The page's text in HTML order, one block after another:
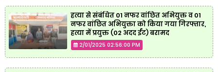
हत्या से संबंधित 01 नफर वांछित अभियुक्त व 01
नफर वांछित अभियुक्ता को किया गया गिरफ्तार,
हत्या में प्रयुक्त (02 अदद ईंट) बरामद
2/01/2025 02:56:00 PM